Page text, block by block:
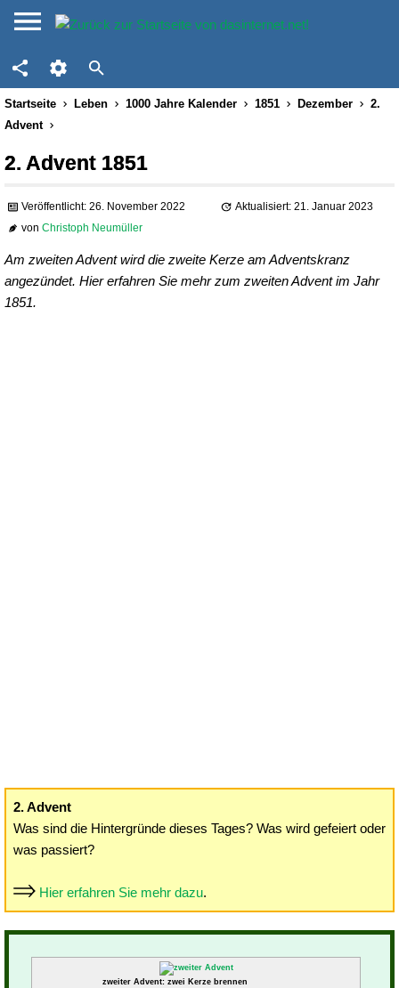
Startseite Leben 1000 Jahre Kalender 1851 Dezember
2.
Advent
2. Advent 1851
Veröffentlicht: 26. November 2022
Aktualisiert: 21. Januar 2023
vonChristoph Neumüller
Am zweiten Advent wird die zweite Kerze am Adventskranz
angezündet. Hier erfahren Sie mehr zum zweiten Advent im Jahr
1851.
2. Advent
Was sind die Hintergründe dieses Tages? Was wird gefeiert oder
was passiert?
Hier erfahren Sie mehr dazu.
zweiter Advent: zwei Kerze brennen